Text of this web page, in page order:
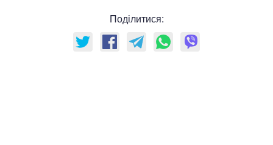
Поділитися: